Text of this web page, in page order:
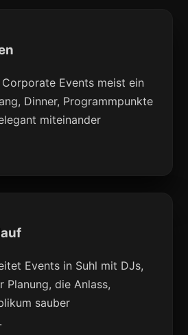
Events meist ein
Dinner, Programmpunkte
miteinander
Events in Suhl mit DJs,
Planung, die Anlass,
sauber